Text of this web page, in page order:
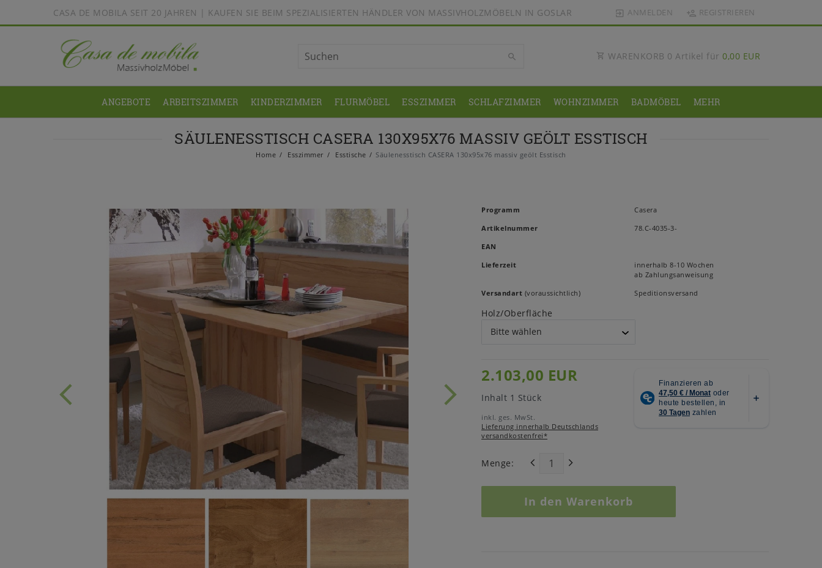
CASA DE MOBILA SEIT 20 JAHREN | KAUFEN SIE BEIM SPEZIALISIERTEN HÄNDLER VON MASSIVHOLZMÖBELN IN GOSLAR ANMELDEN REGISTRIEREN
WARENKORB 0 Artikel für 0,00 EUR
ANGEBOTE ARBEITSZIMMER KINDERZIMMER FLURMÖBEL ESSZIMMER SCHLAFZIMMER WOHNZIMMER BADMÖBEL MEHR
SÄULENESSTISCH CASERA 130X95X76 MASSIV GEÖLT ESSTISCH
Home Esszimmer Esstische Säulenesstisch CASERA 130x95x76 massiv geölt Esstisch
Programm
Casera
Artikelnummer
78.C-4035-3-
EAN
Lieferzeit
innerhalb 8-10 Wochen
ab Zahlungsanweisung
Versandart (voraussichtlich) Speditionsversand
Holz/Oberfläche
2.103,00 EUR
Inhalt 1 Stück
inkl. ges. MwSt.
Lieferung innerhalb Deutschlands
versandkostenfrei*
Menge:
In den Warenkorb